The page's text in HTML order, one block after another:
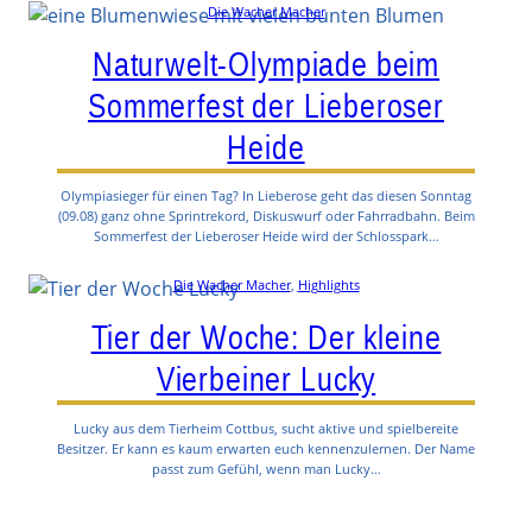
Die Wacher Macher
Naturwelt-Olympiade beim
Sommerfest der Lieberoser
Heide
Olympiasieger für einen Tag? In Lieberose geht das diesen Sonntag
(09.08) ganz ohne Sprintrekord, Diskuswurf oder Fahrradbahn. Beim
Sommerfest der Lieberoser Heide wird der Schlosspark…
Die Wacher Macher, Highlights
Tier der Woche: Der kleine
Vierbeiner Lucky
Lucky aus dem Tierheim Cottbus, sucht aktive und spielbereite
Besitzer. Er kann es kaum erwarten euch kennenzulernen. Der Name
passt zum Gefühl, wenn man Lucky…